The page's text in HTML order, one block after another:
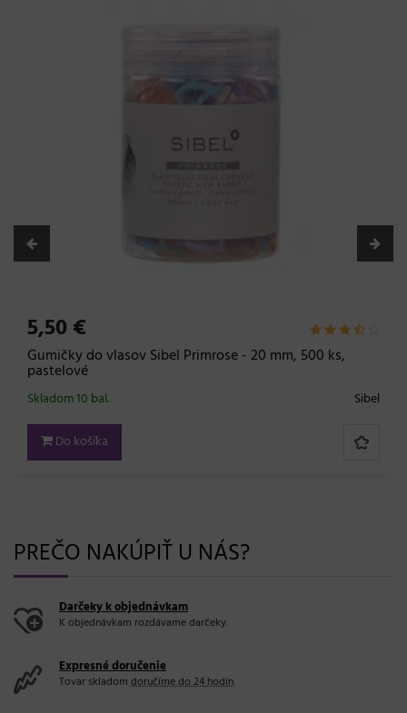
5,50 €
Gumičky do vlasov Sibel Primrose - 20 mm, 500 ks,
pastelové
Sibel
Skladom 10 bal.
Do košíka
PREČO NAKÚPIŤ U NÁS?
Darčeky k objednávkam
K objednávkam rozdávame darčeky.
Expresné doručenie
Tovar skladom doručíme do 24 hodín.